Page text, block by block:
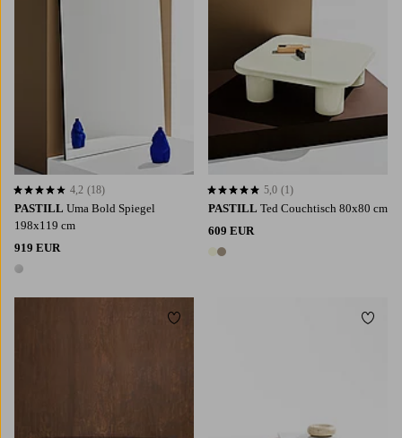
PASTILL Uma Bold Spiegel
198x119 cm
919 EUR
1 Farbe
4,2 basierend auf 18 Bewertungen
4,2 (18)
PASTILL Ted Couchtisch 80x80 cm
609 EUR
2 Farben
5,0 basierend auf 1 Bewertungen
5,0 (1)
Zu Favoriten hinzufügen Zu